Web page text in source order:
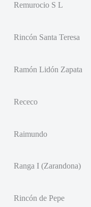
Remurocio S L
Rincón Santa Teresa
Ramón Lidón Zapata
Receco
Raimundo
Ranga I (Zarandona)
Rincón de Pepe